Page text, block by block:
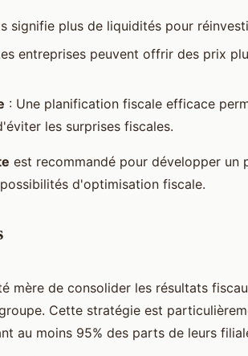
signifie plus de liquidités pour
entreprises peuvent offrir des prix
: Une planification fiscale efficace
les surprises fiscales.
est recommandé pour développer un
d'optimisation fiscale.
mère de consolider les résultats
Cette stratégie est
au moins 95% des parts de leurs